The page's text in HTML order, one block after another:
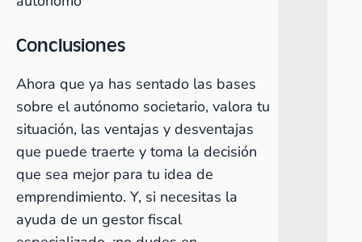
Conclusiones
Ahora que ya has sentado las bases
sobre el autónomo societario, valora tu
situación, las ventajas y desventajas
que puede traerte y toma la decisión
que sea mejor para tu idea de
emprendimiento. Y, si necesitas la
ayuda de un gestor fiscal